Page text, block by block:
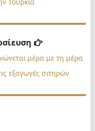
Τουρκία
Επόμενη
μέρα με τη μέρα
εξαγωγές σιτηρών